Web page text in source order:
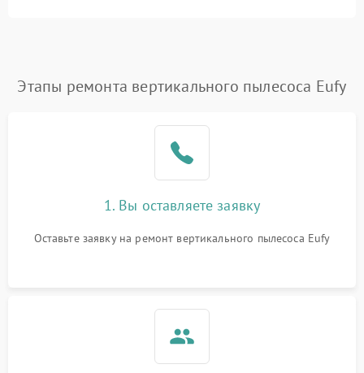
Этапы ремонта вертикального пылесоса Eufy
1. Вы оставляете заявку
Оставьте заявку на ремонт вертикального пылесоса Eufy